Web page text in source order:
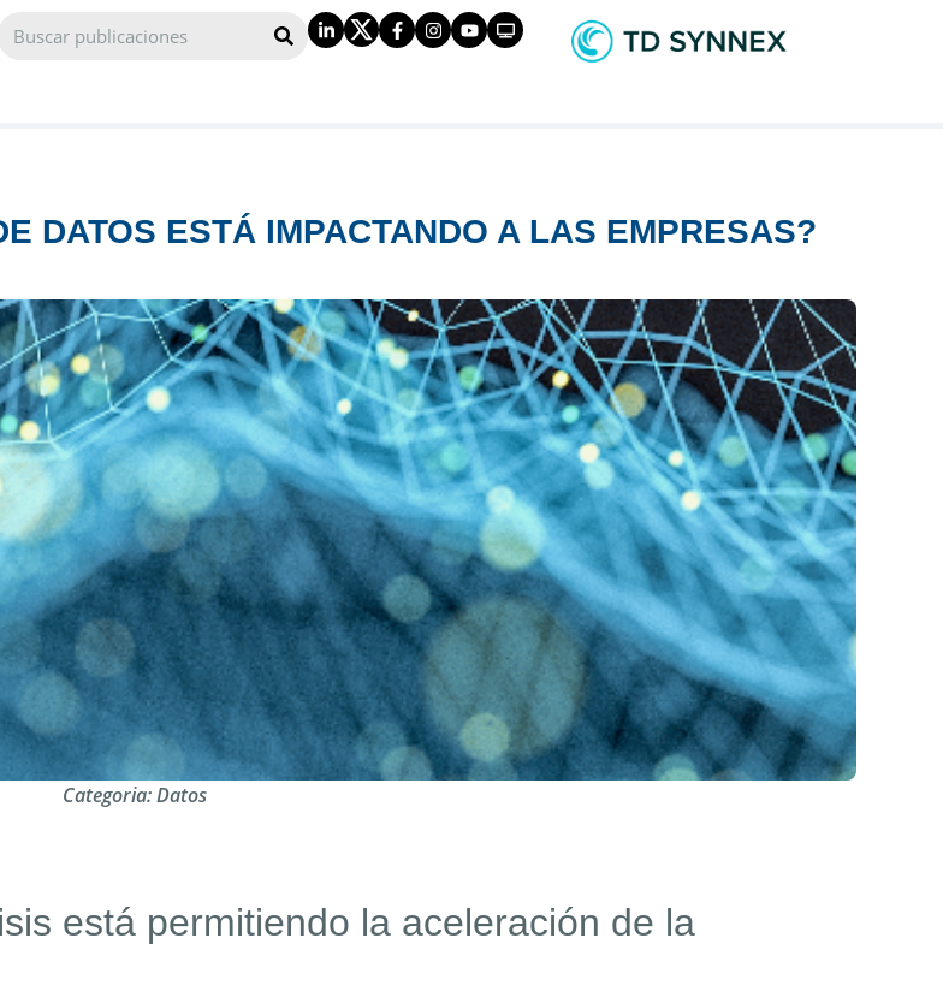
DATOS ESTÁ IMPACTANDO A LAS EMPRESAS?
Categoria:Datos
está permitiendo la aceleración de la